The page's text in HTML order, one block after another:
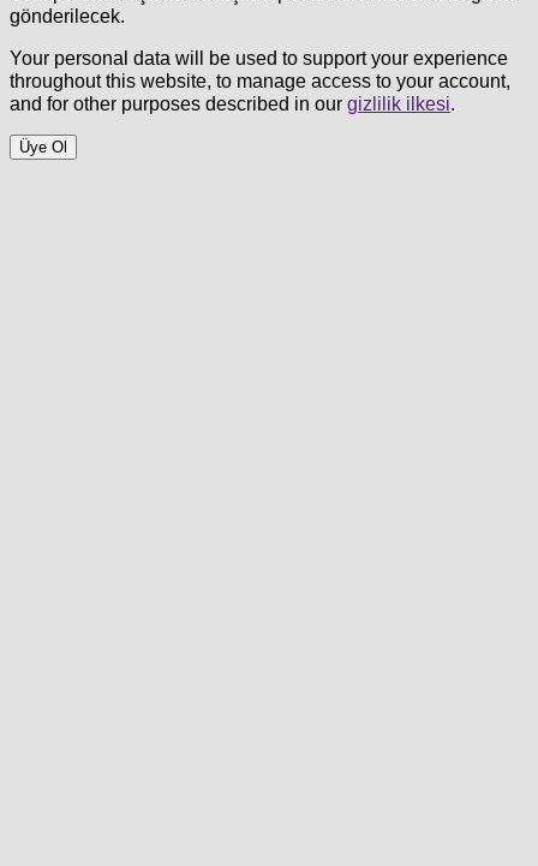
gönderilecek.
Your personal data will be used to support your experience
throughout this website, to manage access to your account,
and for other purposes described in our gizlilik ilkesi.
Üye Ol